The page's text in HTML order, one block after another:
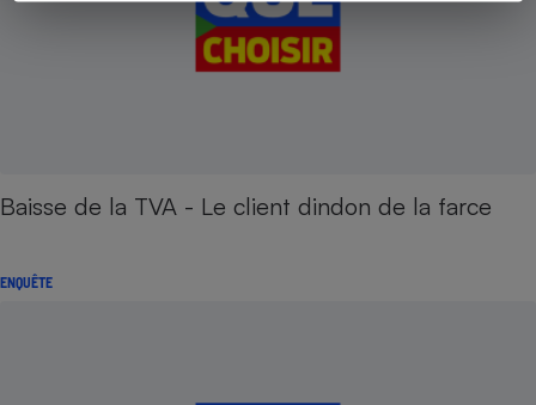
Baisse de la TVA - Le client dindon de la farce
ENQUÊTE